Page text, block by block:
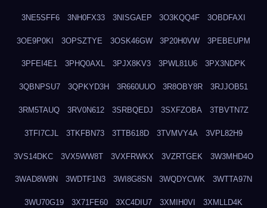
3NE5SFF6 3NH0FX33 3NISGAEP 3O3KQQ4F 3OBDFAXI
3OE9P0KI 3OPSZTYE 3OSK46GW 3P20H0VW 3PEBEUPM
3PFEI4E1 3PHQ0AXL 3PJX8KV3 3PWL81U6 3PX3NDPK
3QBNPSU7 3QPKYD3H 3R660UUO 3R8OBY8R 3RJJOB51
3RM5TAUQ 3RV0N612 3SRBQEDJ 3SXFZOBA 3TBVTN7Z
3TFI7CJL 3TKFBN73 3TTB618D 3TVMVY4A 3VPL82H9
3VS14DKC 3VX5WW8T 3VXFRWKX 3VZRTGEK 3W3MHD4O
3WAD8W9N 3WDTF1N3 3WI8G8SN 3WQDYCWK 3WTTA97N
3WU70G19 3X71FE60 3XC4DIU7 3XMIH0VI 3XMLLD4K